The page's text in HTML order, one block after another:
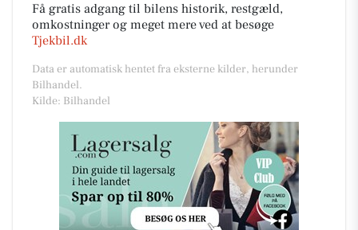
Få gratis adgang til bilens historik, restgæld,
omkostninger og meget mere ved at besøge
Tjekbil.dk
Data er automatisk hentet fra eksterne kilder, herunder
Bilhandel.
Kilde: Bilhandel